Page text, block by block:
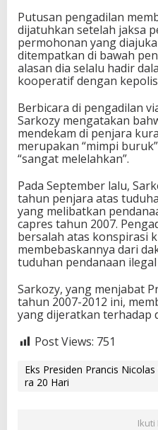
Putusan pengadilan
dijatuhkan setelah jaksa
permohonan yang
ditempatkan di bawah
alasan dia selalu hadir
kooperatif dengan
Berbicara di pengadilan
Sarkozy mengatakan
mendekam di penjara
merupakan “mimpi
“sangat melelahkan”.
Pada September lalu,
tahun penjara atas
yang melibatkan
capres tahun 2007.
bersalah atas konspirasi
membebaskannya dari
tuduhan pendanaan
Sarkozy, yang menjabat
tahun 2007-2012 ini,
yang dijeratkan terhadap
Post Views: 751
Eks Presiden Prancis
ra 20 Hari
Ikuti